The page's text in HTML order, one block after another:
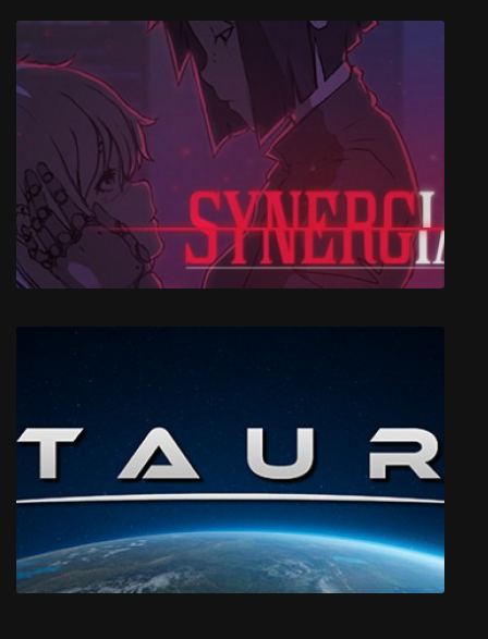
Zomborg
Synergia